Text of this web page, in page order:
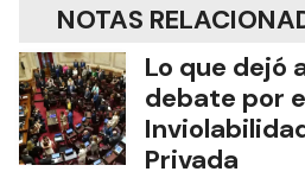
NOTAS
Lo que dejó
debate por
Privada